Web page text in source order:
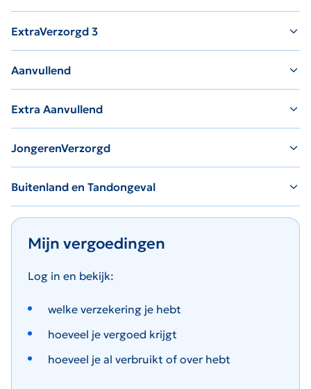
ExtraVerzorgd 3
Aanvullend
Extra Aanvullend
JongerenVerzorgd
Buitenland en Tandongeval
Mijn vergoedingen
Log in en bekijk:
welke verzekering je hebt
hoeveel je vergoed krijgt
hoeveel je al verbruikt of over hebt